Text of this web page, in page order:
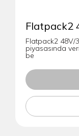
Flatpack2
Flatpack2 48V/
piyasasında
be